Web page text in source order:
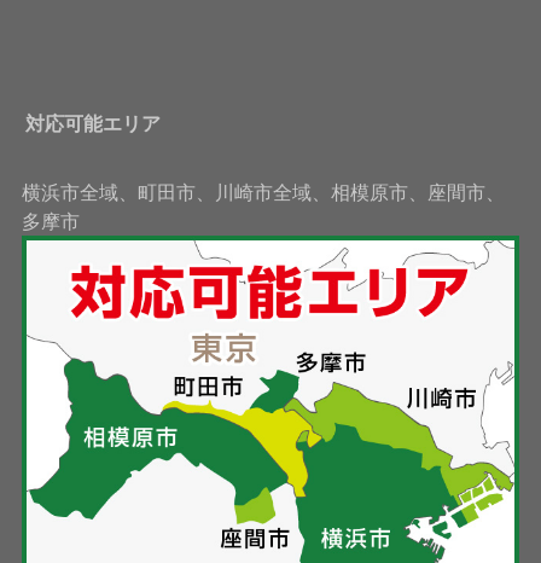
対応可能エリア
横浜市全域、町田市、川崎市全域、相模原市、座間市、
多摩市